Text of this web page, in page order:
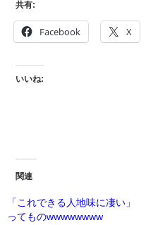
共有:
Facebook X
いいね:
関連
「これできる人地味に凄い」
ってものwwwwwwww